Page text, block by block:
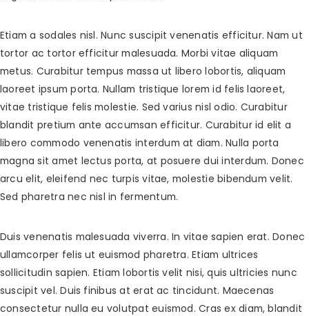
Etiam a sodales nisl. Nunc suscipit venenatis efficitur. Nam ut
tortor ac tortor efficitur malesuada. Morbi vitae aliquam
metus. Curabitur tempus massa ut libero lobortis, aliquam
laoreet ipsum porta. Nullam tristique lorem id felis laoreet,
vitae tristique felis molestie. Sed varius nisl odio. Curabitur
blandit pretium ante accumsan efficitur. Curabitur id elit a
libero commodo venenatis interdum at diam. Nulla porta
magna sit amet lectus porta, at posuere dui interdum. Donec
arcu elit, eleifend nec turpis vitae, molestie bibendum velit.
Sed pharetra nec nisl in fermentum.
Duis venenatis malesuada viverra. In vitae sapien erat. Donec
ullamcorper felis ut euismod pharetra. Etiam ultrices
sollicitudin sapien. Etiam lobortis velit nisi, quis ultricies nunc
suscipit vel. Duis finibus at erat ac tincidunt. Maecenas
consectetur nulla eu volutpat euismod. Cras ex diam, blandit